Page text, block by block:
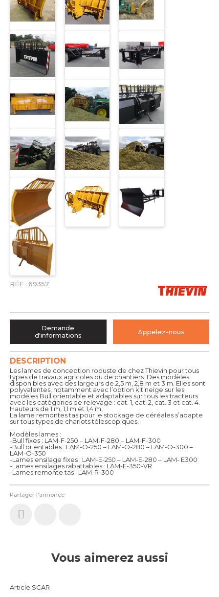
RÉF : 69357
Partager l'annonce
DESCRIPTION
Les lames de conception robuste de chez Thievin pour tous
types de travaux agricoles ou de chantiers. Des modèles
disponibles avec des largeurs de 2,5 m, 2,8 m et 3 m. Elles sont
polyvalentes, notamment avec l’option kit neige sur les
modèles Bull orientable et adaptables sur tous les tracteurs
avec les catégories de relevage : cat. 1, cat. 2, cat. 3 et cat. 4.
Hauteurs de 1 m, 1,1 m et 1,4 m,
La lame remontes tas pour le stockage de céréales s’adapte
sur tous types de chariots télescopiques.
Modèles lames :
-Bull fixes : LAM-F-250 – LAM-F-280 – LAM-F-300
-Bull orientables : LAM-O-250 – LAM-O-280 – LAM-O-300 –
LAM-O-350
-Lames ensilage fixes : LAM-E-250 – LAM-E-280 – LAM- E300
-Lames ensilages rabattables : LAM-E-350-VR
-Lames remonte tas : LAM-R-300
Demande
d'informations
Appelez-nous
Vous aimerez aussi
Article SCAR